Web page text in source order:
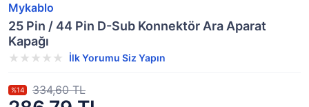
Mykablo
25 Pin / 44 Pin D-Sub Konnektör Ara Aparat
Kapağı
İlk Yorumu Siz Yapın
%14 334,60 TL